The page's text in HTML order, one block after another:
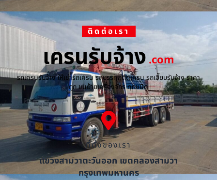
ติดต่อเรา
เครนรับจ้าง.com
รถเครนรับจ้าง ให้เช่ารถเครน รถบรรทุกติดเครน รถเฮี๊ยบรับจ้าง ราคา
ถูก ขนย้ายเครื่องจักร ทุกชนิด
ที่ตั้งของเรา
แขวงสามวาตะวันออก เขตคลองสามวา
กรุงเทพมหานคร